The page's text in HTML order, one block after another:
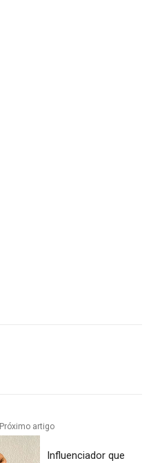
Próximo artigo
Influenciador que